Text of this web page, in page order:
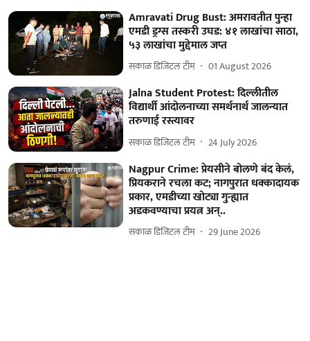
Amravati Drug Bust: अमरावतीत पुन्हा
एमडी ड्रग्स तस्करी उघड: ४१ लाखांचा साठा,
५३ लाखांचा मुद्देमाल जप्त
सकाळ डिजिटल टीम 01 August 2026
Jalna Student Protest: दिल्लीतील
विद्यार्थी आंदोलनाच्या समर्थनार्थ जालन्यात
तरुणाई रस्त्यावर
सकाळ डिजिटल टीम 24 July 2026
Nagpur Crime: प्रेयसीने बोलणे बंद केलं,
प्रियकराने रचला कट; नागपुरात धक्कादायक
प्रकार, एमडीच्या खोट्या गुन्ह्यात
अडकवण्याचा प्रयत्न अन्..
सकाळ डिजिटल टीम 29 June 2026